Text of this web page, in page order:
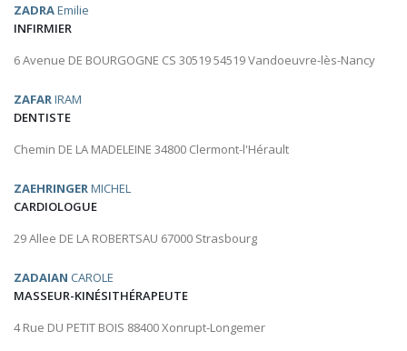
ZADRAEmilie
INFIRMIER
6 Avenue DE BOURGOGNE CS 30519 54519 Vandoeuvre-lès-Nancy
ZAFARIRAM
DENTISTE
Chemin DE LA MADELEINE 34800 Clermont-l'Hérault
ZAEHRINGERMICHEL
CARDIOLOGUE
29 Allee DE LA ROBERTSAU 67000 Strasbourg
ZADAIAN CAROLE
MASSEUR-KINÉSITHÉRAPEUTE
4 Rue DU PETIT BOIS 88400 Xonrupt-Longemer